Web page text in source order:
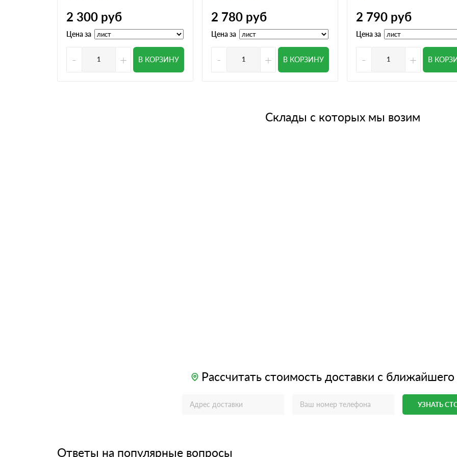
2 300 руб
Цена за
- + В КОРЗИНУ
2 780 руб
Цена за
- + В КОРЗИНУ
2 790 руб
Цена за
- + В
Склады с которых мы возим
Рассчитать стоимость доставки с ближайшего
УЗНАТЬ
Ответы на популярные вопросы